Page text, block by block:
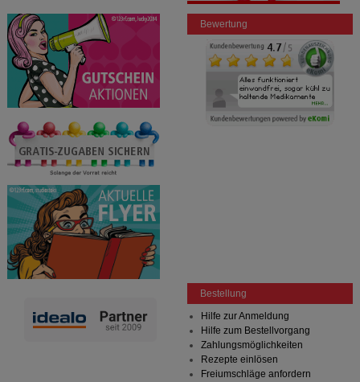
Bewertung
Bestellung
Hilfe zur Anmeldung
Hilfe zum Bestellvorgang
Zahlungsmöglichkeiten
Rezepte einlösen
Freiumschläge anfordern